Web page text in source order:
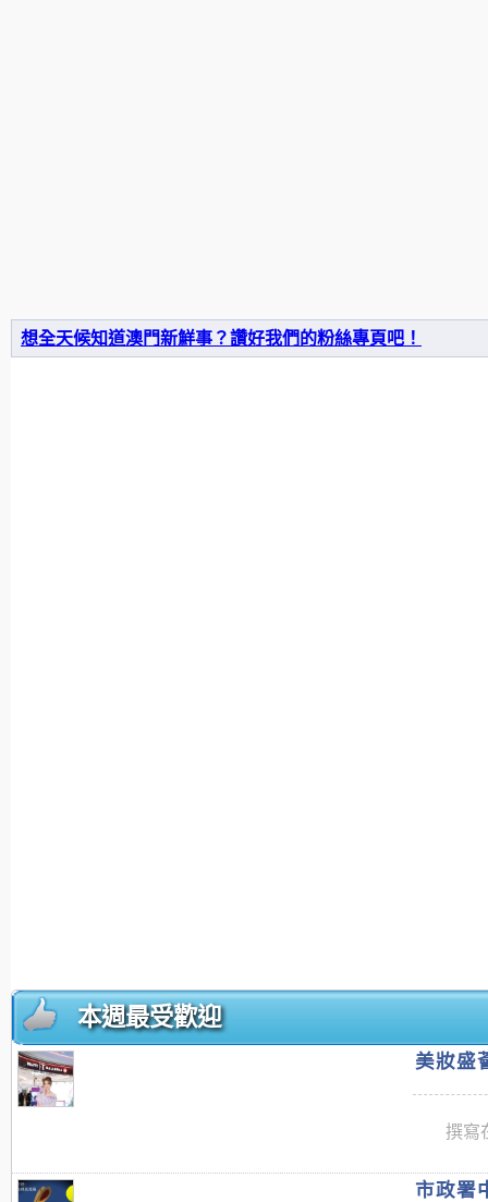
想全天候知道澳門新鮮事？讚好我們的粉絲專頁吧！
本週最受歡迎
美妝盛
撰寫
市政署